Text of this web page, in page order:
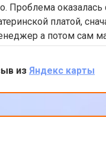
Проблема оказалась
платой,
а потом сам
объяснили
Утром оставил
курьер приехал и к
был готов-очень
ремонта.
из Яндекс карты